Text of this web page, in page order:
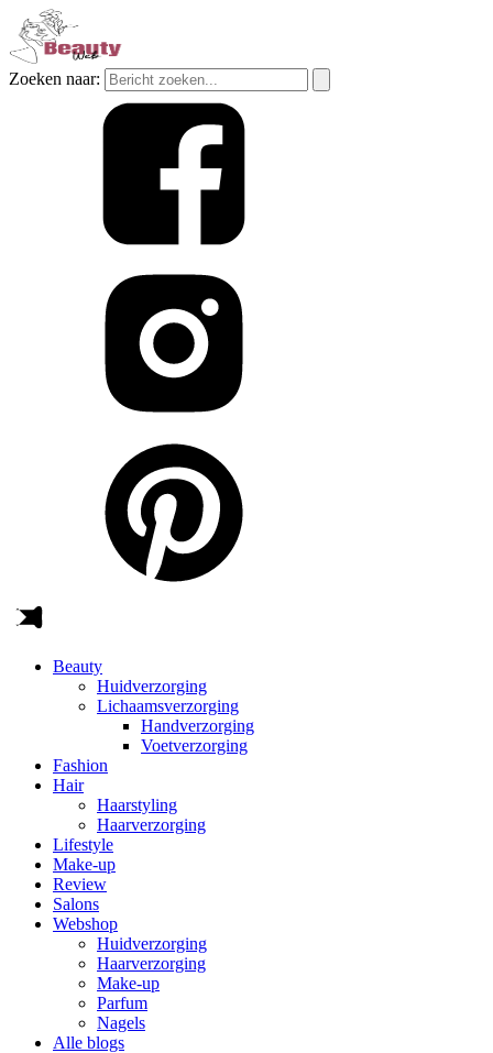
Zoeken naar:
Beauty
Huidverzorging
Lichaamsverzorging
Handverzorging
Voetverzorging
Fashion
Hair
Haarstyling
Haarverzorging
Lifestyle
Make-up
Review
Salons
Webshop
Huidverzorging
Haarverzorging
Make-up
Parfum
Nagels
Alle blogs